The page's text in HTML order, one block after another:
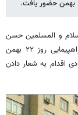
و المسلمین حسن
روحانی، رئیس جمهور دوره های یازدهم و دوازدهم در راهپیمایی روز ۲۲ بهمن
اقدام به شعار دادن